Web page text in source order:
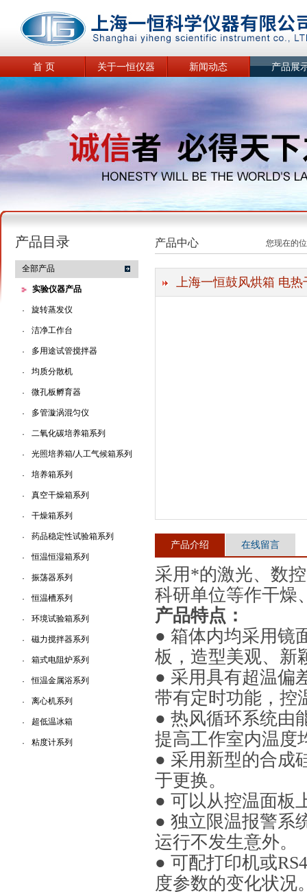
首 页 关于一恒仪器 新闻动态 产品展
产品目录
全部产品
实验仪器产品
· 旋转蒸发仪
· 洁净工作台
· 多用途试管搅拌器
· 均质分散机
· 微孔板孵育器
· 多管漩涡混匀仪
· 二氧化碳培养箱系列
· 光照培养箱/人工气候箱系列
· 培养箱系列
· 真空干燥箱系列
· 干燥箱系列
· 药品稳定性试验箱系列
· 恒温恒湿箱系列
· 振荡器系列
· 恒温槽系列
· 环境试验箱系列
· 磁力搅拌器系列
· 箱式电阻炉系列
· 恒温金属浴系列
· 离心机系列
· 超低温冰箱
· 粘度计系列
产品中心 您现在的
上海一恒鼓风烘箱 电热
产品介绍 在线留言
采用*的激光、数
科研单位等作干燥
产品特点：
● 箱体内均采用镜
板，造型美观、新
● 采用具有超温偏
带有定时功能，控
● 热风循环系统由
提高工作室内温度
● 采用新型的合成
于更换。
● 可以从控温面板
● 独立限温报警系
运行不发生意外。
● 可配打印机或
度参数的变化状况